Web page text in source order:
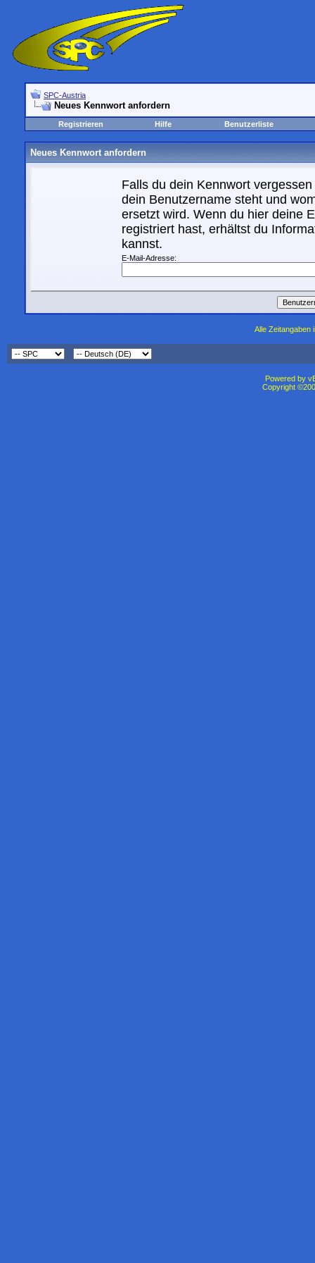
SPC-Austria
Neues Kennwort anfordern
Registrieren Hilfe Benutzerliste
Neues Kennwort anfordern
Falls du dein Kennwort
dein Benutzername steht und
ersetzt wird. Wenn du hier deine
registriert hast, erhältst du
kannst.
E-Mail-Adresse:
Alle Zeitangaben
Powered by
Copyright